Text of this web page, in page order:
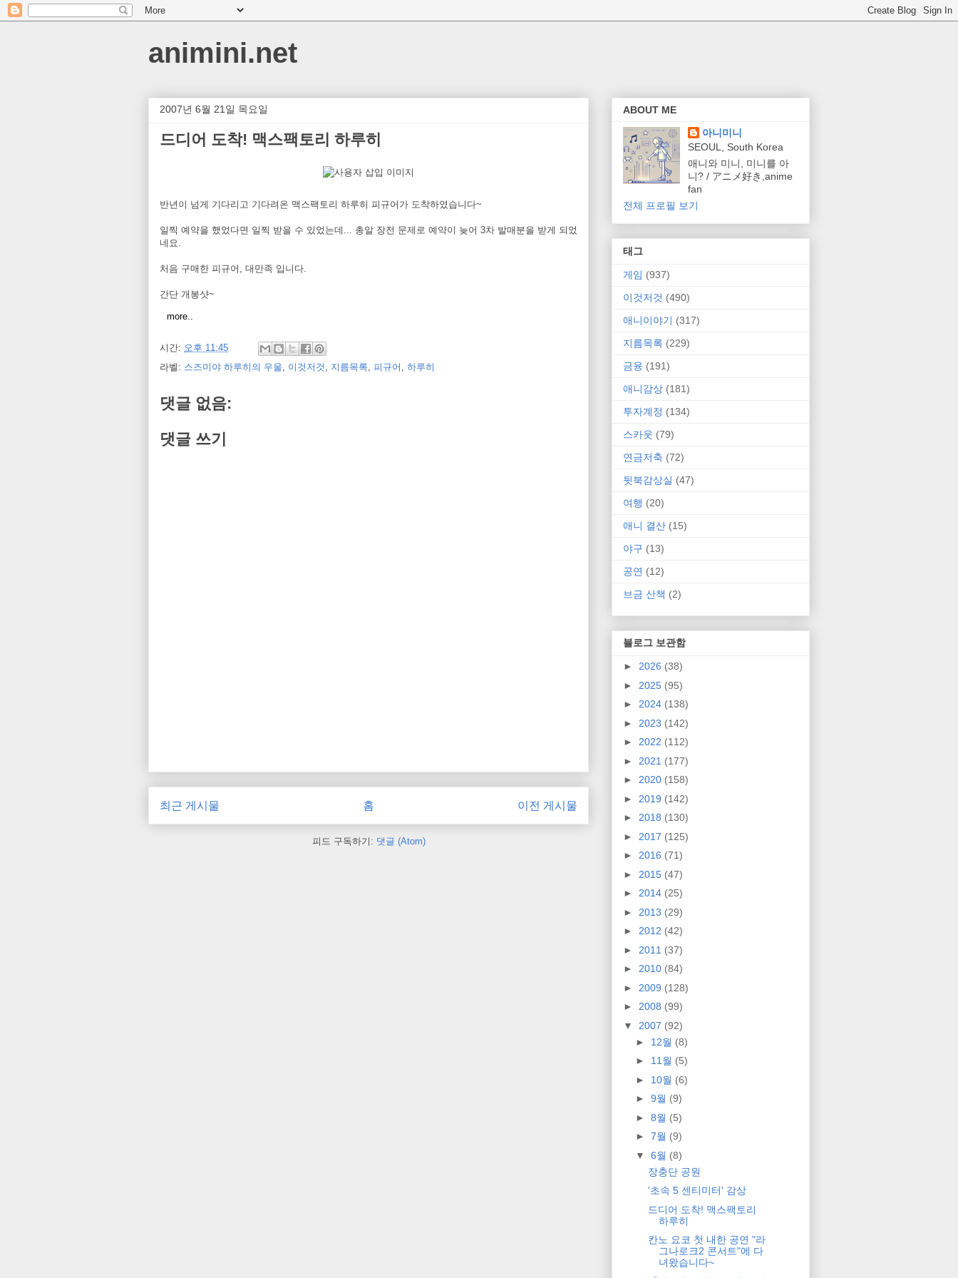
animini.net
2007년 6월 21일 목요일
드디어 도착! 맥스팩토리 하루히
반년이 넘게 기다리고 기다려온 맥스팩토리 하루히 피규어가 도착하였습니다~
일찍 예약을 했었다면 일찍 받을 수 있었는데... 총알 장전 문제로 예약이 늦어 3차 발매분을 받게 되었
네요.
처음 구매한 피규어, 대만족 입니다.
간단 개봉샷~
more..
시간: 오후 11:45
라벨: 스즈미야 하루히의 우울, 이것저것 , 지름목록, 피규어 , 하루히
댓글 없음:
댓글 쓰기
최근 게시물 이전 게시물
홈
피드 구독하기: 댓글 (Atom)
ABOUT ME
아니미니
SEOUL, South Korea
애니와 미니, 미니를 아
니? / アニメ好き,anime
fan
전체 프로필 보기
태그
게임 (937)
이것저것 (490)
애니이야기 (317)
지름목록 (229)
금융 (191)
애니감상 (181)
투자계정 (134)
스카웃 (79)
연금저축 (72)
뒷북감상실 (47)
여행 (20)
애니 결산 (15)
야구 (13)
공연 (12)
브금 산책 (2)
블로그 보관함
► 2026 (38)
► 2025 (95)
► 2024 (138)
► 2023 (142)
► 2022 (112)
► 2021 (177)
► 2020 (158)
► 2019 (142)
► 2018 (130)
► 2017 (125)
► 2016 (71)
► 2015 (47)
► 2014 (25)
► 2013 (29)
► 2012 (42)
► 2011 (37)
► 2010 (84)
► 2009 (128)
► 2008 (99)
▼ 2007 (92)
► 12월 (8)
► 11월 (5)
► 10월 (6)
► 9월 (9)
► 8월 (5)
► 7월 (9)
▼ 6월 (8)
장충단 공원
'초속 5 센티미터' 감상
드디어 도착! 맥스팩토리
하루히
칸노 요코 첫 내한 공연 "라
그나로크2 콘서트"에 다
녀왔습니다~